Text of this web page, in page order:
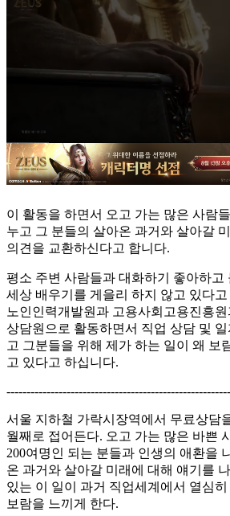
이 활동을 하면서 오고 가는 많은 사람
누고 그 분들의 살아온 과거와 살아갈
의견을 교환하신다고 합니다.
평소 주변 사람들과 대화하기 좋아하고
세상 배우기를 게을리 하지 않고 있다
노인인력개발원과 고용사회고용진흥
상담원으로 활동하면서 직업 상담 및
고 그분들을 위해 제가 하는 일이 왜 보
고 있다고 하십니다.
서울 지하철 가락시장역에서 무료상담
월째로 접어든다. 오고 가는 많은 바쁜
200여명인 되는 분들과 인생의 애환을
온 과거와 살아갈 미래에 대해 얘기를
있는 이 일이 과거 직업세계에서 열심
보람을 느끼게 한다.